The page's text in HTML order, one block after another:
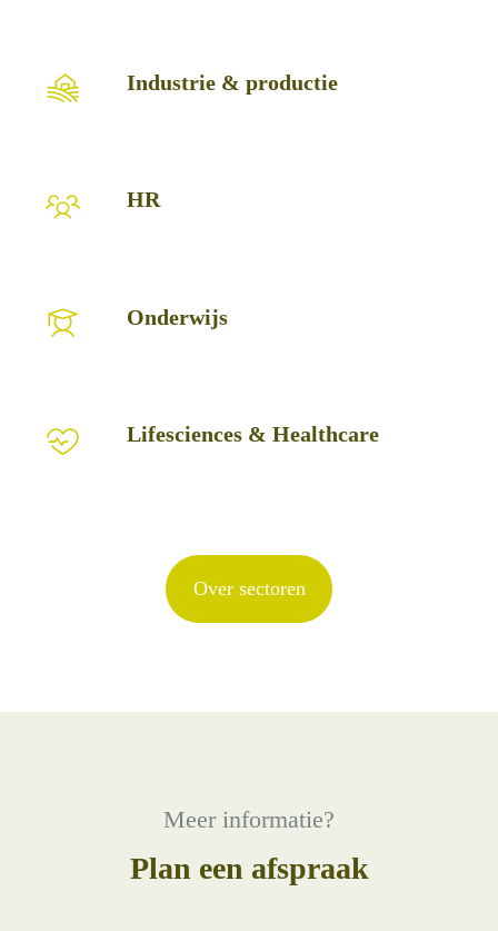
Industrie & productie
HR
Onderwijs
Lifesciences & Healthcare
Over sectoren
Meer informatie?
Plan een afspraak